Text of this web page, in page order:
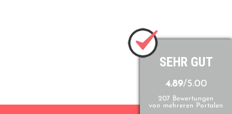
SEHR GUT
4.89/5.00
207 Bewertungen
von mehreren Portalen